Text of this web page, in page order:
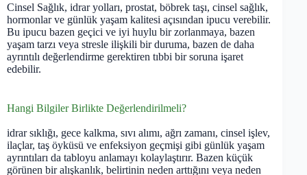
Cinsel Sağlık, idrar yolları, prostat, böbrek taşı, cinsel sağlık,
hormonlar ve günlük yaşam kalitesi açısından ipucu verebilir.
Bu ipucu bazen geçici ve iyi huylu bir zorlanmaya, bazen
yaşam tarzı veya stresle ilişkili bir duruma, bazen de daha
ayrıntılı değerlendirme gerektiren tıbbi bir soruna işaret
edebilir.
Hangi Bilgiler Birlikte Değerlendirilmeli?
idrar sıklığı, gece kalkma, sıvı alımı, ağrı zamanı, cinsel işlev,
ilaçlar, taş öyküsü ve enfeksiyon geçmişi gibi günlük yaşam
ayrıntıları da tabloyu anlamayı kolaylaştırır. Bazen küçük
görünen bir alışkanlık, belirtinin neden arttığını veya neden